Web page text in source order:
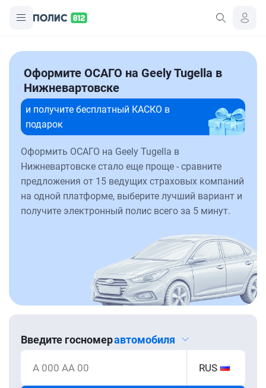
Оформите ОСАГО на Geely Tugella в
Нижневартовске
и получите бесплатный КАСКО в
подарок
Оформить ОСАГО на Geely Tugella в
Нижневартовске стало еще проще - сравните
предложения от 15 ведущих страховых компаний
на одной платформе, выберите лучший вариант и
получите электронный полис всего за 5 минут.
Введите госномеравтомобиля
А 000 АА 00 RUS